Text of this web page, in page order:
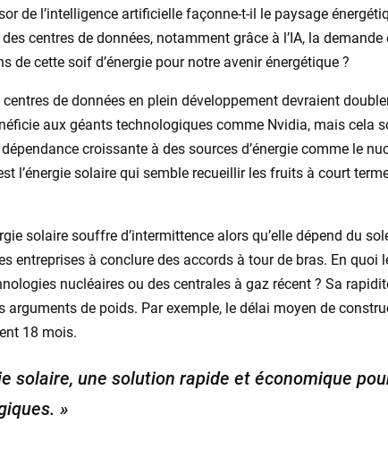
de l’intelligence artificielle façonne-t-il le paysage
centres de données, notamment grâce à l’IA, la
de cette soif d’énergie pour notre avenir énergétique ?
de données en plein développement devraient
aux géants technologiques comme Nvidia, mais cela
croissante à des sources d’énergie comme le
l’énergie solaire qui semble recueillir les fruits à court
solaire souffre d’intermittence alors qu’elle dépend du
entreprises à conclure des accords à tour de bras. En quoi
nucléaires ou des centrales à gaz récent ? Sa
arguments de poids. Par exemple, le délai moyen de
18 mois.
solaire, une solution rapide et économique
»